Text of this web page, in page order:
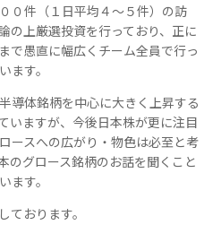
０件（１日平均４～５件）の訪
の上厳選投資を行っており、正に
で愚直に幅広くチーム全員で行っ
ます。
導体銘柄を中心に大きく上昇する
いますが、今後日本株が更に注目
ースへの広がり・物色は必至と考
のグロース銘柄のお話を聞くこと
ます。
ております。